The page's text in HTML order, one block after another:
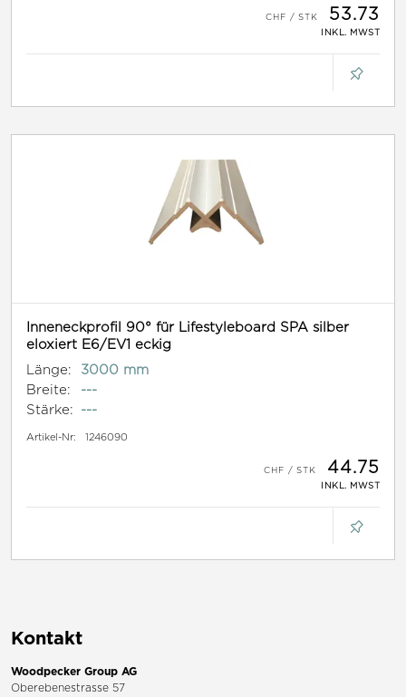
53.73
INKL. MWST
Inneneckprofil 90° für Lifestyleboard SPA silber
eloxiert E6/EV1 eckig
Länge:
3000 mm
Breite:
---
Stärke:
---
Artikel-Nr: 1246090
44.75
INKL. MWST
Kontakt
Woodpecker Group AG
Oberebenestrasse 57